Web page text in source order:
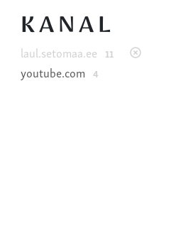
KANAL
laul.setomaa.ee 11
youtube.com 4